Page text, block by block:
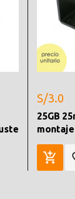
S/3.0
25GB